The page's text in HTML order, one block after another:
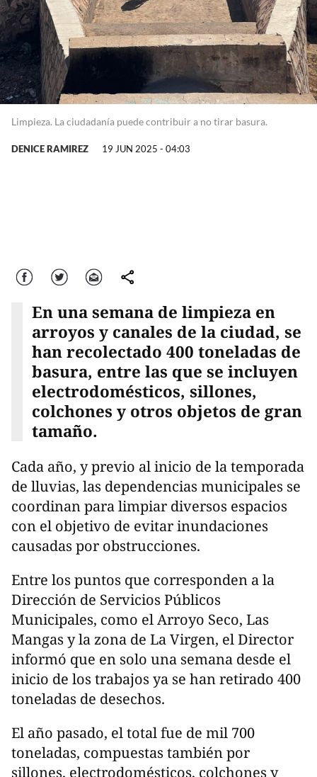
Limpieza. La ciudadanía puede contribuir a no tirar basura.
DENICE RAMIREZ 19 JUN 2025 - 04:03
Facebook Twitter Correo comparte
En una semana de limpieza en
arroyos y canales de la ciudad, se
han recolectado 400 toneladas de
basura, entre las que se incluyen
electrodomésticos, sillones,
colchones y otros objetos de gran
tamaño.
Cada año, y previo al inicio de la temporada
de lluvias, las dependencias municipales se
coordinan para limpiar diversos espacios
con el objetivo de evitar inundaciones
causadas por obstrucciones.
Entre los puntos que corresponden a la
Dirección de Servicios Públicos
Municipales, como el Arroyo Seco, Las
Mangas y la zona de La Virgen, el Director
informó que en solo una semana desde el
inicio de los trabajos ya se han retirado 400
toneladas de desechos.
El año pasado, el total fue de mil 700
toneladas, compuestas también por
sillones, electrodomésticos, colchones y